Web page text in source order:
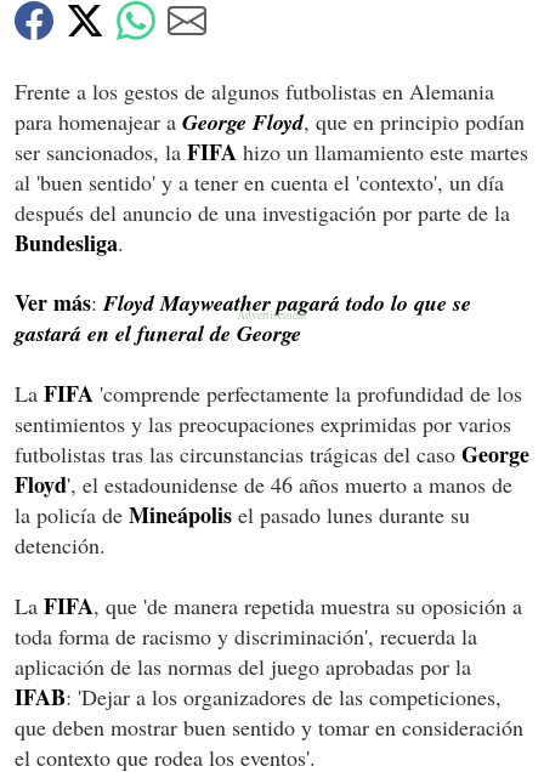
Frente a los gestos de algunos futbolistas en Alemania
para homenajear a George Floyd, que en principio podían
ser sancionados, la FIFA hizo un llamamiento este martes
al 'buen sentido' y a tener en cuenta el 'contexto', un día
después del anuncio de una investigación por parte de la
Bundesliga.
Ver más:Floyd Mayweather pagará todo lo que se
gastará en el funeral de George
La FIFA 'comprende perfectamente la profundidad de los
sentimientos y las preocupaciones exprimidas por varios
futbolistas tras las circunstancias trágicas del caso George
Floyd', el estadounidense de 46 años muerto a manos de
la policía de Mineápolis el pasado lunes durante su
detención.
La FIFA, que 'de manera repetida muestra su oposición a
toda forma de racismo y discriminación', recuerda la
aplicación de las normas del juego aprobadas por la
IFAB: 'Dejar a los organizadores de las competiciones,
que deben mostrar buen sentido y tomar en consideración
el contexto que rodea los eventos'.